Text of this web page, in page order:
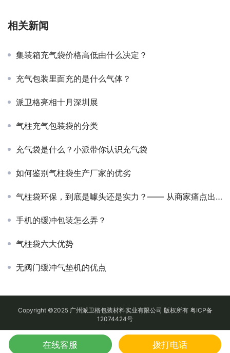
相关新闻
集装箱充气袋价格高低由什么决定？
充气包装里面充的是什么气体？
派卫格亮相十月深圳展
气柱充气包装袋的分类
充气袋是什么？小派带你认识充气袋
如何鉴别气柱袋生产厂家的优劣
气柱袋环保，到底是噱头还是实力？—— 从商家痛点出发，解锁气柱袋包装的真实价值
手机的缓冲包装怎么弄？
气柱袋六大优势
无阀门缓冲气垫机的优点
Copyright ©2025 广州派卫格包装材料实业有限公司 版权所有 粤ICP备
12074424号
在线客服 拨打电话